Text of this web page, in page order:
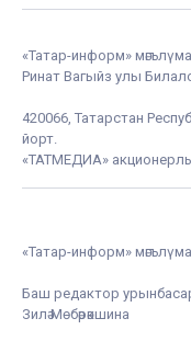
«Татар-информ»
Ринат Вагыйз улы
420066, Татарстан
йорт.
«ТАТМЕДИА»
«Татар-информ»
Баш редактор
Зилә Мөбәрәкшина